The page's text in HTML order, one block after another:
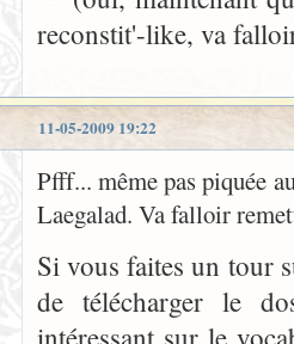
reconstit'-like, va
11-05-2009 19:22
Pfff... même pas piquée
Laegalad. Va falloir
Si vous faites un tour
de télécharger le
intéressant sur le